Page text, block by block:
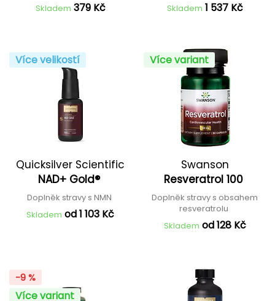
Skladem 379 Kč
Skladem 1 537 Kč
Více velikostí
Quicksilver Scientific
NAD+ Gold®
Doplněk stravy s NMN
Skladem od 1 103 Kč
Více variant
Swanson
Resveratrol 100
Doplněk stravy s obsahem
resveratrolu
Skladem od 128 Kč
-9 %
Více variant